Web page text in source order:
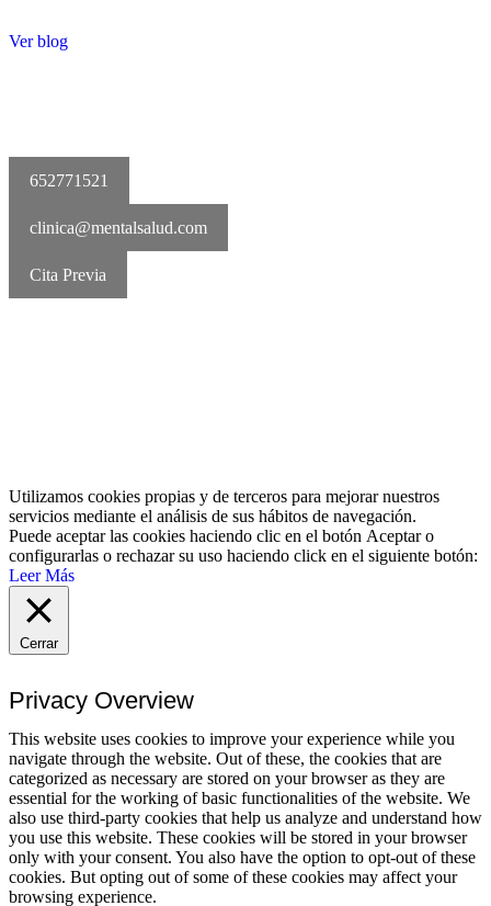
Ver blog
652771521
clinica@mentalsalud.com
Cita Previa
Utilizamos cookies propias y de terceros para mejorar nuestros
servicios mediante el análisis de sus hábitos de navegación.
Puede aceptar las cookies haciendo clic en el botón Aceptaro
configurarlas o rechazar su uso haciendo click en el siguiente botón:
Leer Más
Cerrar
Privacy Overview
This website uses cookies to improve your experience while you
navigate through the website. Out of these, the cookies that are
categorized as necessary are stored on your browser as they are
essential for the working of basic functionalities of the website. We
also use third-party cookies that help us analyze and understand how
you use this website. These cookies will be stored in your browser
only with your consent. You also have the option to opt-out of these
cookies. But opting out of some of these cookies may affect your
browsing experience.